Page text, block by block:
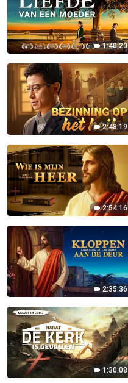
1:40:20
2:48:19
2:54:16
2:35:36
1:30:08